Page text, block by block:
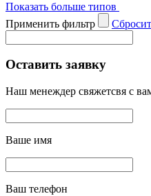
Показать больше типов
Применить фильтр
Оставить заявку
Наш менеждер свяжетсвя с
Ваше имя
Ваш телефон